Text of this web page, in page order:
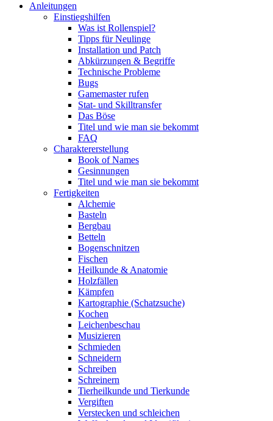
Anleitungen
Einstiegshilfen
Was ist Rollenspiel?
Tipps für Neulinge
Installation und Patch
Abkürzungen & Begriffe
Technische Probleme
Bugs
Gamemaster rufen
Stat- und Skilltransfer
Das Böse
Titel und wie man sie bekommt
FAQ
Charaktererstellung
Book of Names
Gesinnungen
Titel und wie man sie bekommt
Fertigkeiten
Alchemie
Basteln
Bergbau
Betteln
Bogenschnitzen
Fischen
Heilkunde & Anatomie
Holzfällen
Kämpfen
Kartographie (Schatzsuche)
Kochen
Leichenbeschau
Musizieren
Schmieden
Schneidern
Schreiben
Schreinern
Tierheilkunde und Tierkunde
Vergiften
Verstecken und schleichen